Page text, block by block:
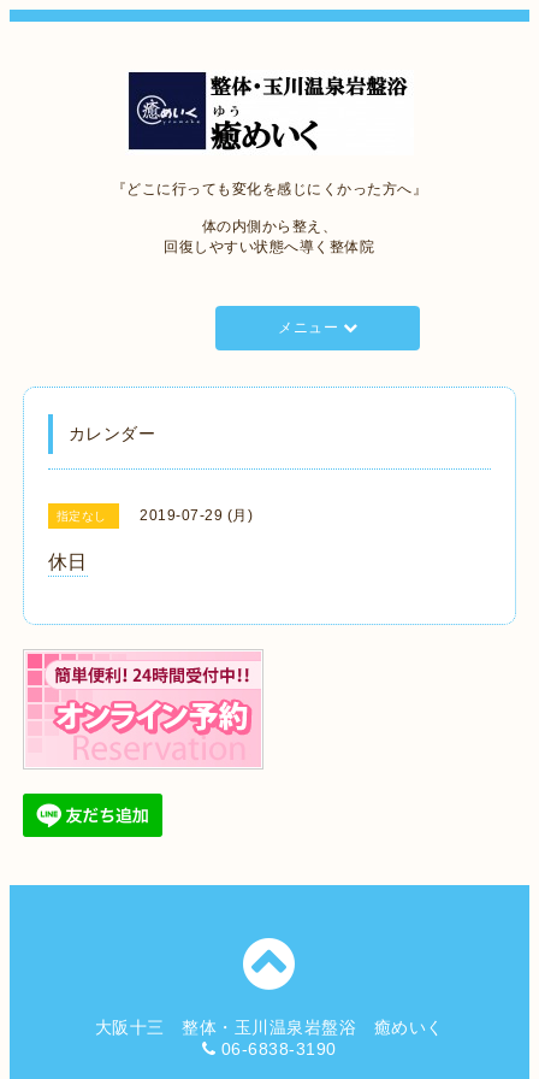
『どこに行っても変化を感じにくかった方へ』
体の内側から整え、
回復しやすい状態へ導く整体院
メニュー
カレンダー
指定なし 2019-07-29 (月)
休日
大阪十三 整体・玉川温泉岩盤浴 癒めいく
06-6838-3190